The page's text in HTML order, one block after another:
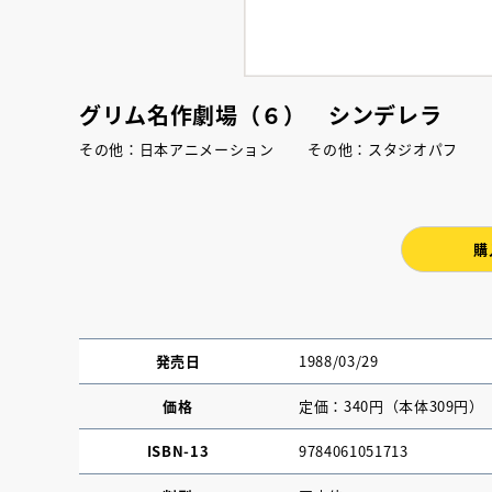
グリム名作劇場（６） シンデレラ
その他：日本アニメーション その他：スタジオパフ
発売日 1988/03/29
価格 定価：340円（本体309円）
ISBN-13 9784061051713